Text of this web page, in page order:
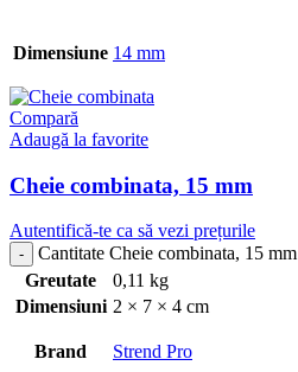
Dimensiune 14 mm
Compară
Adaugă la favorite
Cheie combinata, 15 mm
Autentifică-te ca să vezi prețurile
Cantitate Cheie combinata, 15 mm
Greutate
0,11 kg
Dimensiuni 2 × 7 × 4 cm
Brand Strend Pro